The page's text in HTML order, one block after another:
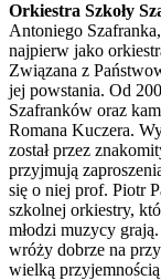
Orkiestra Szkoły
Antoniego
najpierw jako
Związana z
jej powstania. Od
Szafranków oraz
Romana Kuczera.
został przez
przyjmują
się o niej prof. Piotr
szkolnej orkiestry,
młodzi muzycy
wróży dobrze na
wielką